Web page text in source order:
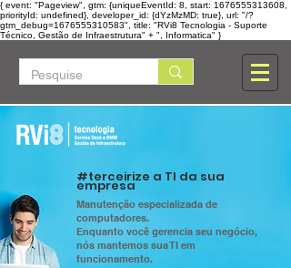
{ event: "Pageview", gtm: {uniqueEventId: 8, start: 1676555313608,
priorityId: undefined}, developer_id: {dYzMzMD: true}, url: "/?
gtm_debug=1676555310583", title: "RVi8 Tecnologia - Suporte
Técnico, Gestão de Infraestrutura" + ", Informatica" }
#terceirize a TI da sua
empresa
Manutenção especializada de
computadores.
Enquanto você gerencia seu negócio,
nós mantemos sua TI em
funcionamento.